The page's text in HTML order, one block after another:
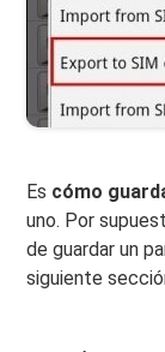
Es cómo
uno. Por
de guardar un
siguiente